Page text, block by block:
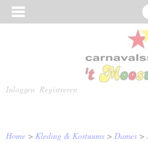
Inloggen Registreren
Home > Kleding & Kostuums > Dames >